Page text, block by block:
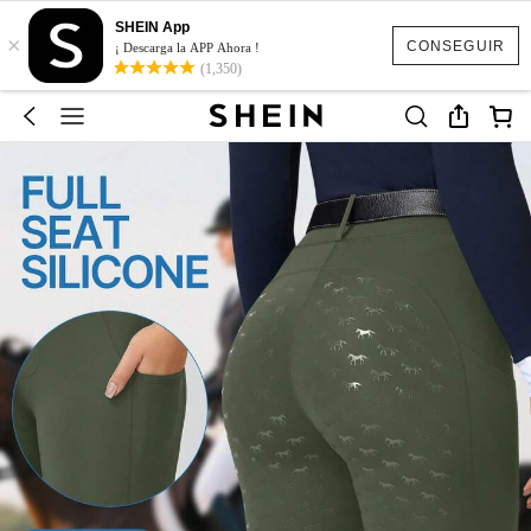
CONSEGUIR
×
SHEIN App
¡ Descarga la APP Ahora !
(1,350)